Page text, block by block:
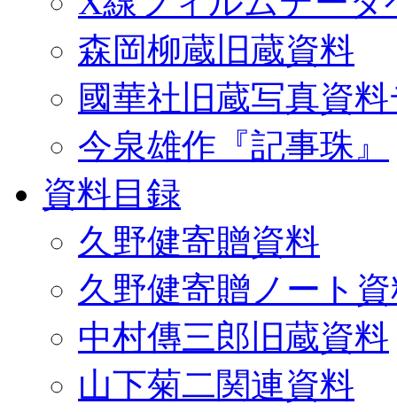
森岡柳蔵旧蔵資料
國華社旧蔵写真資
今泉雄作『記事珠』
資料目録
久野健寄贈資料
久野健寄贈ノート
中村傳三郎旧蔵資料
山下菊二関連資料